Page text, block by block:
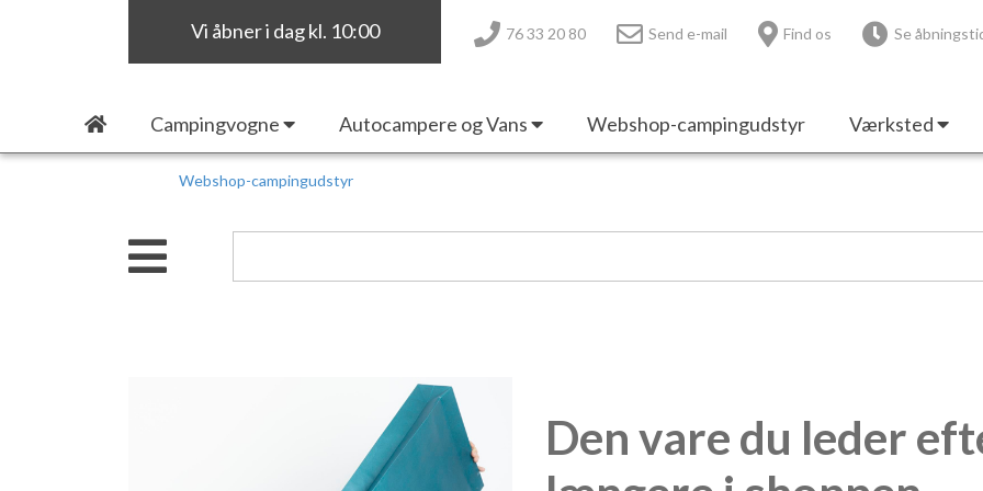
Vi åbner i dag kl. 10:00 76 33 20 80 Send e-mail Find os Se
Campingvogne Autocampere og Vans Webshop-campingudstyr Værksted
Webshop-campingudstyr
Den vare du leder